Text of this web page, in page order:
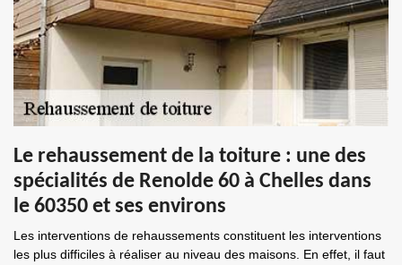
Le rehaussement de la toiture : une des
spécialités de Renolde 60 à Chelles dans
le 60350 et ses environs
Les interventions de rehaussements constituent les interventions
les plus difficiles à réaliser au niveau des maisons. En effet, il faut